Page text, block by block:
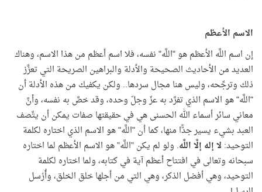
الاسم الأعظم
إن اسم اللَّه الأعظم هو "اللَّه" نفسه، فلا اسم أعظم من هذا الاسم، وهناك
العديد من الأحاديث الصحيحة والأدلة والبراهين الصريحة التي تعزِّز
ذلك وترجِّحه، وليس هنا مجال سردها.. ولكن يكفيك من هذه الأدلة أن
"اللَّه" هو الاسم الذي تفرَّد به عزّ وجلّ وحده، وقد خصَّ به نفسه، وأنَّ
معاني سائر أسماء الله الحسنى هي في حقيقتها صفات يمكن أن يتَّصف
العبد بشيء يسير جدًّا منها، كما أن "اللَّه" هو الاسم الذي اختاره لكلمة
التوحيد: لا إله إلَّا اللَّه. ولو لم يكن "اللَّه" هو الاسم الأعظم لما اختاره
سبحانه وتعالى في افتتاح أعظم آية في كتابه، ولما اختاره لكلمة
التوحيد، وهي أفضل الذكر، وهي التي من أجلها خلق الخلق، وأُرْسل